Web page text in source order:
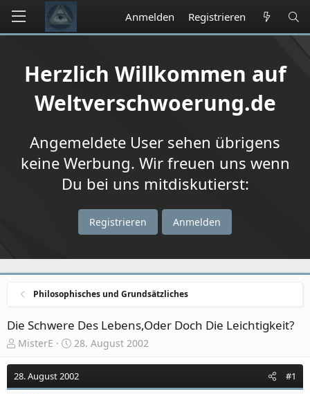
Anmelden Registrieren
Herzlich Willkommen auf
Weltverschwoerung.de
Angemeldete User sehen übrigens
keine Werbung. Wir freuen uns wenn
Du bei uns mitdiskutierst:
Registrieren Anmelden
Philosophisches und Grundsätzliches
Die Schwere Des Lebens,Oder Doch Die Leichtigkeit?
E
s
t
MisterE
E
s
t
28. August 2002
28. August 2002 #1